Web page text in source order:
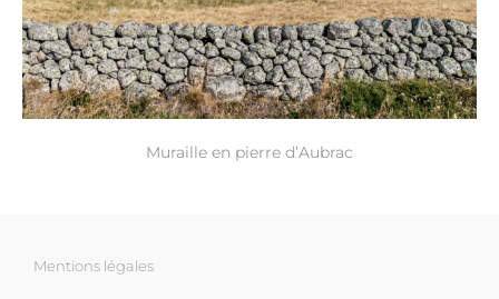
Muraille en pierre d’Aubrac
Mentions légales